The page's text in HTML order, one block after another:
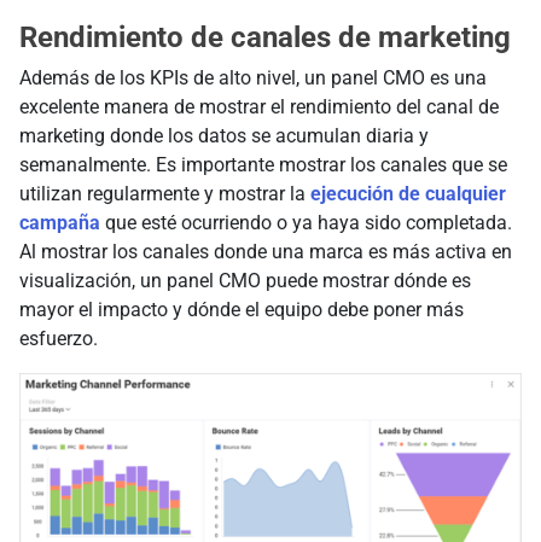
Rendimiento de canales de marketing
Además de los KPIs de alto nivel, un panel CMO es una
excelente manera de mostrar el rendimiento del canal de
marketing donde los datos se acumulan diaria y
semanalmente. Es importante mostrar los canales que se
utilizan regularmente y mostrar la ejecución de cualquier
campaña que esté ocurriendo o ya haya sido completada.
Al mostrar los canales donde una marca es más activa en
visualización, un panel CMO puede mostrar dónde es
mayor el impacto y dónde el equipo debe poner más
esfuerzo.